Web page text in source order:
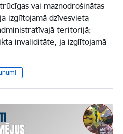
vai maznodrošinātas
izglītojamā dzīvesvieta
teritorijā;
invaliditāte, ja izglītojamā